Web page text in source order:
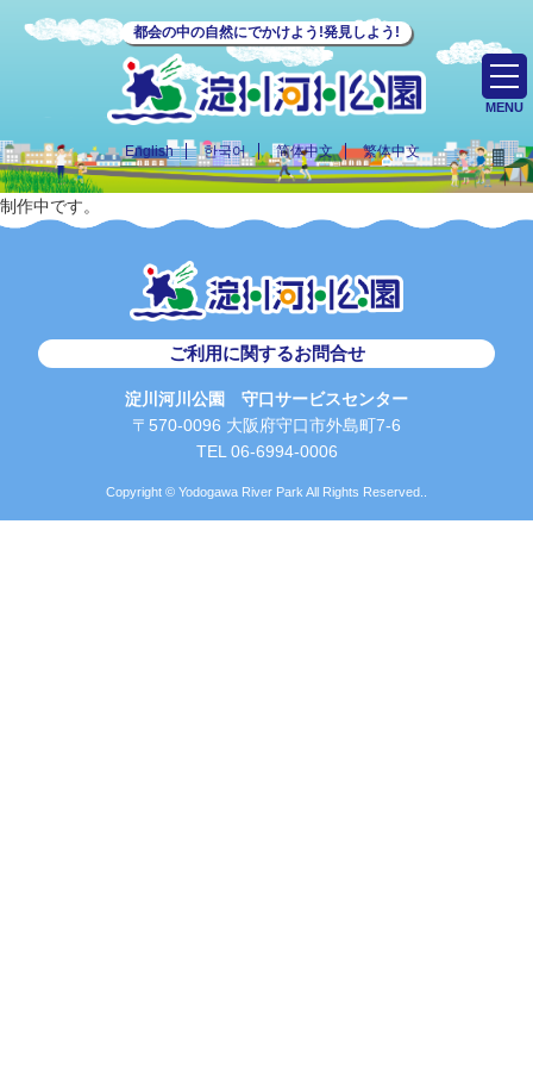
都会の中の自然にでかけよう!発見しよう!
English 한국어 简体中文 繁体中文
MENU
制作中です。
ご利用に関するお問合せ
淀川河川公園 守口サービスセンター
〒570-0096 大阪府守口市外島町7-6
TEL 06-6994-0006
Copyright © Yodogawa River Park All Rights Reserved..